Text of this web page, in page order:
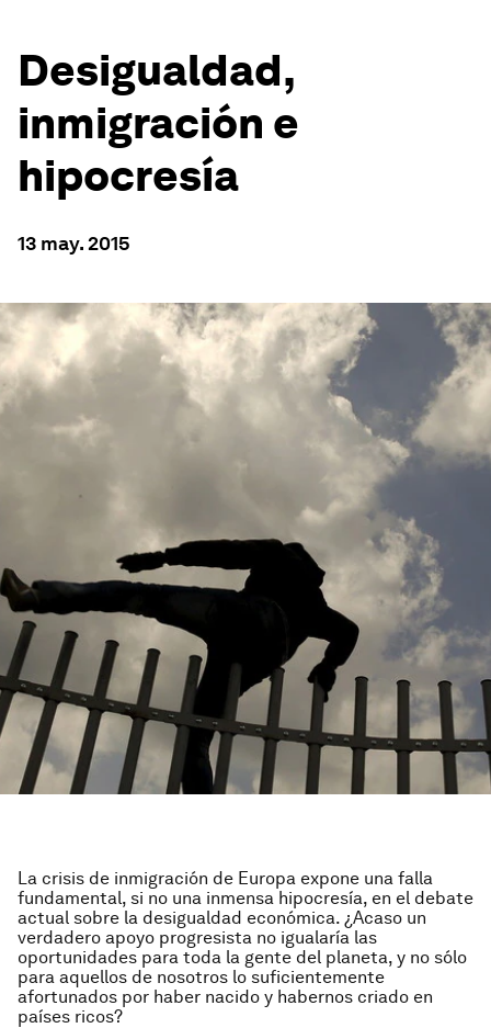
Desigualdad,
inmigración e
hipocresía
13 may. 2015
La crisis de inmigración de Europa expone una falla
fundamental, si no una inmensa hipocresía, en el debate
actual sobre la desigualdad económica. ¿Acaso un
verdadero apoyo progresista no igualaría las
oportunidades para toda la gente del planeta, y no sólo
para aquellos de nosotros lo suficientemente
afortunados por haber nacido y habernos criado en
países ricos?